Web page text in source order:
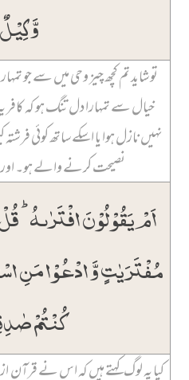
وَّکِیۡلٌ
تو شاید تم کچھ چیز وحی میں سے
خیال سے تمہارا دل تنگ ہو کہ کافر
نہیں نازل ہوا یا اسکے ساتھ کوئی
نصیحت کرنے والے ہو۔ اور
اَمۡ یَقُوۡلُوۡنَ افۡتَرٰىہُ
مُفۡتَرَیٰتٍ وَّ ادۡعُوۡا مَنِ
کُنۡتُمۡ
کیا یہ لوگ کہتے ہیں کہ اس نے قرآن